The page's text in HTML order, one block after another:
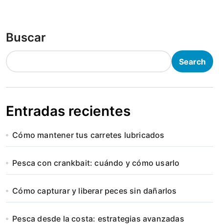
Buscar
Search
Entradas recientes
Cómo mantener tus carretes lubricados
Pesca con crankbait: cuándo y cómo usarlo
Cómo capturar y liberar peces sin dañarlos
Pesca desde la costa: estrategias avanzadas